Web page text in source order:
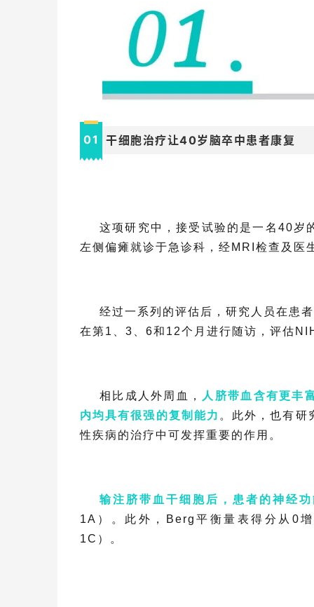
01 干细胞治疗让40岁脑卒中患者康复
这项研究中，接受试验的是一名40岁
左侧偏瘫就诊于急诊科，经MRI检查及医
经过一系列的评估后，研究人员在患
在第1、3、6和12个月进行随访，评估
相比成人外周血，
人脐带血含有更丰
内均具有很强的复制能力 。此外，也有研
性疾病的治疗中可发挥重要的作用。
输注脐带血干细胞后，患者的神经
1A）。此外，Berg平衡量表得分从0
1C）。